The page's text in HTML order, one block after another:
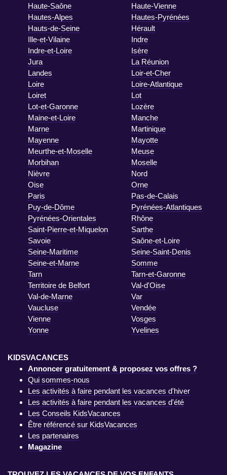
Haute-Saône
Haute-Vienne
Hautes-Alpes
Hautes-Pyrénées
Hauts-de-Seine
Hérault
Ille-et-Vilaine
Indre
Indre-et-Loire
Isère
Jura
La Réunion
Landes
Loir-et-Cher
Loire
Loire-Atlantique
Loiret
Lot
Lot-et-Garonne
Lozère
Maine-et-Loire
Manche
Marne
Martinique
Mayenne
Mayotte
Meurthe-et-Moselle
Meuse
Morbihan
Moselle
Nièvre
Nord
Oise
Orne
Paris
Pas-de-Calais
Puy-de-Dôme
Pyrénées-Atlantiques
Pyrénées-Orientales
Rhône
Saint-Pierre-et-Miquelon
Sarthe
Savoie
Saône-et-Loire
Seine-Maritime
Seine-Saint-Denis
Seine-et-Marne
Somme
Tarn
Tarn-et-Garonne
Territoire de Belfort
Val-d'Oise
Val-de-Marne
Var
Vaucluse
Vendée
Vienne
Vosges
Yonne
Yvelines
KIDSVACANCES
Annoncer gratuitement & proposez vos offres ?
Qui sommes-nous
Les activités à faire pendant les vacances d'hiver
Les activités à faire pendant les vacances d'été
Les Conseils KidsVacances
Être référencé sur KidsVacances
Les partenaires
Magazine